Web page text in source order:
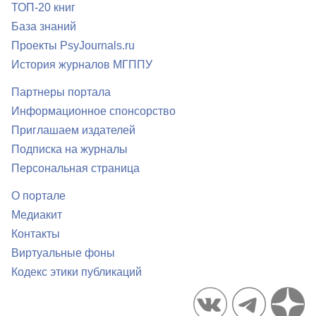
ТОП-20 книг
База знаний
Проекты PsyJournals.ru
История журналов МГППУ
Партнеры портала
Информационное спонсорство
Приглашаем издателей
Подписка на журналы
Персональная страница
О портале
Медиакит
Контакты
Виртуальные фоны
Кодекс этики публикаций